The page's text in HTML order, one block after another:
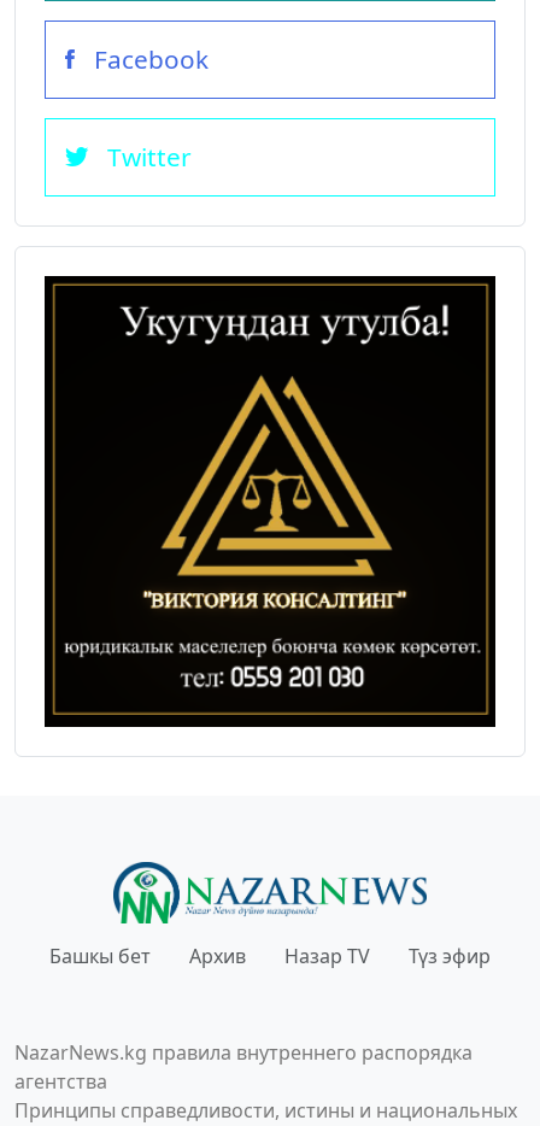
Facebook
Twitter
Башкы бет Архив Назар TV Түз эфир
NazarNews.kg правила внутреннего распорядка
агентства
Принципы справедливости, истины и национальных